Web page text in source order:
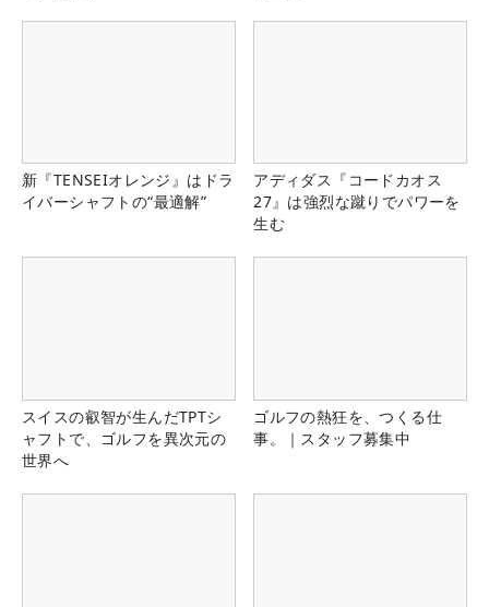
新『TENSEIオレンジ』はドラ
イバーシャフトの“最適解”
アディダス『コードカオス
27』は強烈な蹴りでパワーを
生む
スイスの叡智が生んだTPTシ
ャフトで、ゴルフを異次元の
世界へ
ゴルフの熱狂を、つくる仕
事。｜スタッフ募集中